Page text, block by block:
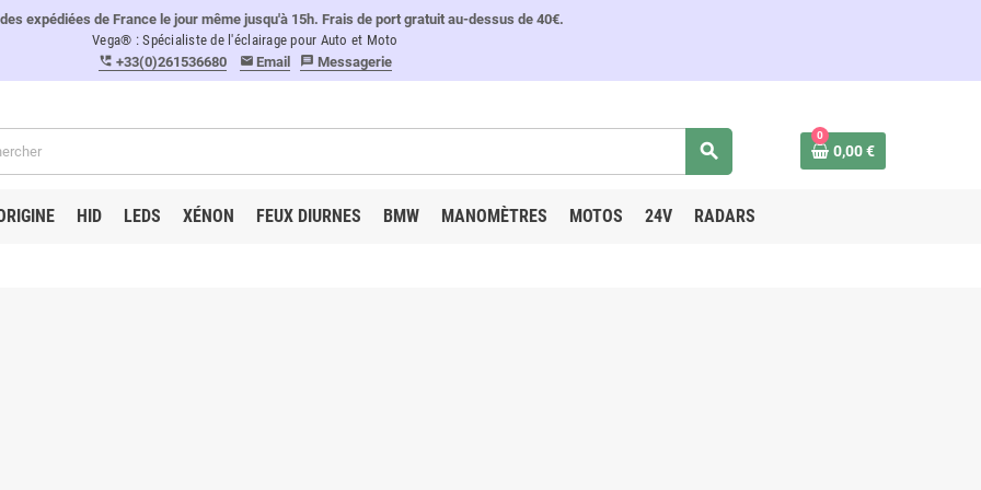
expédiées de France le jour même jusqu'à 15h. Frais de port gratuit au-dessus de 40€.
Vega® : Spécialiste de l'éclairage pour Auto et Moto
perm_phone_msg +33(0)261536680 email Email message Messagerie
search
0
0,00 €
HID LEDS XÉNON FEUX DIURNES BMW MANOMÈTRES MOTOS 24V RADARS